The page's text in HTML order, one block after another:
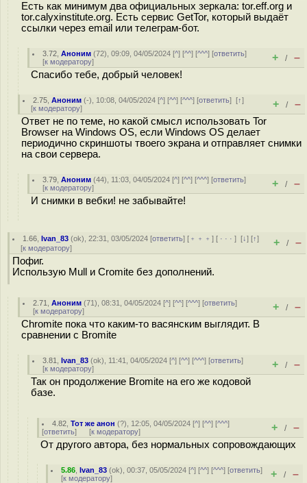
Есть как минимум два официальных зеркала: tor.eff.org и
tor.calyxinstitute.org. Есть сервис GetTor, который выдаёт
ссылки через email или телеграм-бот.
3.72 ,Аноним (72), 09:09, 04/05/2024 [^] [^^] [^^^] [ответить]
[к модератору] + / –
Спасибо тебе, добрый человек!
2.75 ,Аноним (-), 10:08, 04/05/2024 [^] [^^] [^^^] [ответить][↑]
[к модератору] + / –
Ответ не по теме, но какой смысл использовать Tor
Browser на Windows OS, если Windows OS делает
периодично скриншоты твоего экрана и отправляет снимки
на свои сервера.
3.79 ,Аноним (44), 11:03, 04/05/2024 [^] [^^] [^^^] [ответить]
[к модератору] + / –
И снимки в вебки! не забывайте!
1.66 ,Ivan_83 (ok), 22:31, 03/05/2024 [ответить] [ ﹢﹢﹢] [ · · ·][↓] [↑]
[к модератору] + / –
Пофиг.
Использую Mull и Cromite без дополнений.
2.71 ,Аноним (71), 08:31, 04/05/2024 [^] [^^] [^^^] [ответить]
[к модератору] + / –
Chromite пока что каким-то васянским выглядит. В
сравнении с Bromite
3.81 ,Ivan_83 (ok), 11:41, 04/05/2024 [^] [^^] [^^^] [ответить]
[к модератору] + / –
Так он продолжение Bromite на его же кодовой
базе.
4.82 ,Тот же анон (?), 12:05, 04/05/2024 [^] [^^] [^^^]
[ответить] [к модератору] + / –
От другого автора, без нормальных сопровождающих
5.86 ,Ivan_83 (ok), 00:37, 05/05/2024 [^] [^^] [^^^] [ответить]
[к модератору] + / –